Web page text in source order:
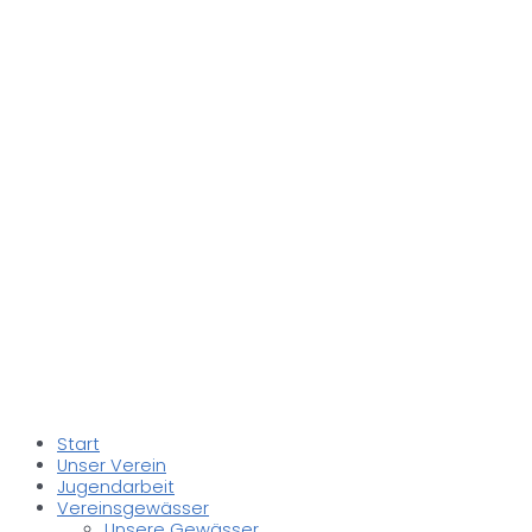
Start
Unser Verein
Jugendarbeit
Vereinsgewässer